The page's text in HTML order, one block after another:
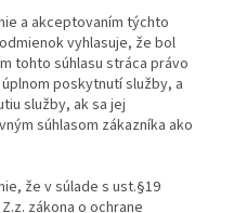
a akceptovaním týchto
vyhlasuje, že bol
tohto súhlasu stráca právo
poskytnutí služby, a
služby, ak sa jej
súhlasom zákazníka ako
že v súlade s ust.§19
zákona o ochrane